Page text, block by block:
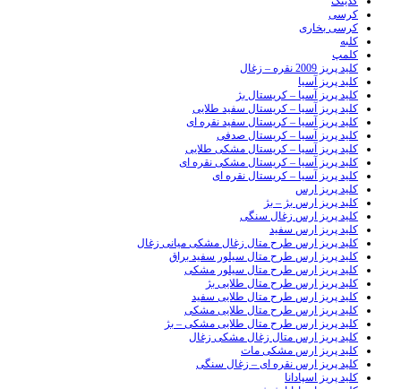
کرسی
کرسی بخاری
کلبه
کلمپ
کلید پریز 2009 نقره – زغال
کلید پریز آسیا
کلید پریز آسیا – کریستال بژ
کلید پریز آسیا – کریستال سفید طلایی
کلید پریز آسیا – کریستال سفید نقره ای
کلید پریز آسیا – کریستال صدفی
کلید پریز آسیا – کریستال مشکی طلایی
کلید پریز آسیا – کریستال مشکی نقره ای
کلید پریز آسیا – کریستال نقره ای
کلید پریز ارس
کلید پریز ارس بژ – بژ
کلید پریز ارس زغال سنگی
کلید پریز ارس سفید
کلید پریز ارس طرح متال زغال مشکی میانی زغال
کلید پریز ارس طرح متال سیلور سفید براق
کلید پریز ارس طرح متال سیلور مشکی
کلید پریز ارس طرح متال طلایی بژ
کلید پریز ارس طرح متال طلایی سفید
کلید پریز ارس طرح متال طلایی مشکی
کلید پریز ارس طرح متال طلایی مشکی – بژ
کلید پریز ارس متال زغال مشکی زغال
کلید پریز ارس مشکی مات
کلید پریز ارس نقره ای – زغال سنگی
کلید پریز اسپادانا